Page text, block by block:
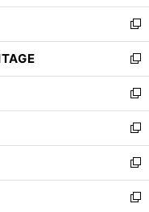
ウ
で
開
く
ン
ド
ウ
で
開
く
新
し
い
ウ
ィ
ン
ド
ウ
で
開
く
新
し
い
ウ
ィ
ン
ド
ウ
で
新
し
い
ウ
ィ
ン
ド
新
し
い
ウ
ィ
新
し
い
新